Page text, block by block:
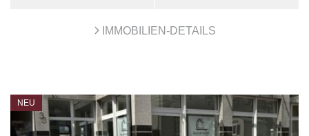
IMMOBILIEN-DETAILS
NEU